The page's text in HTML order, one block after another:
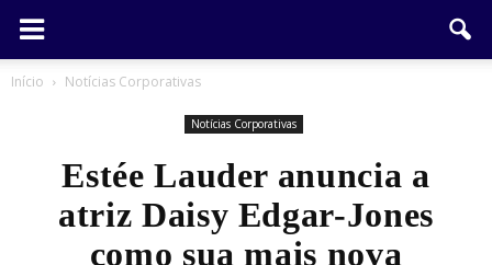
Início Notícias Corporativas
Notícias Corporativas
Estée Lauder anuncia a
atriz Daisy Edgar-Jones
como sua mais nova